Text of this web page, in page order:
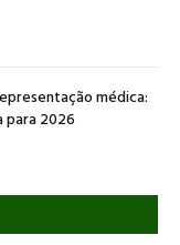
médica:
para 2026